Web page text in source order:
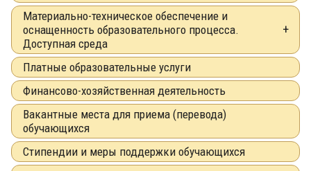
Материально-техническое обеспечение и
оснащенность образовательного процесса.
Доступная среда
Платные образовательные услуги
Финансово-хозяйственная деятельность
Вакантные места для приема (перевода)
обучающихся
Стипендии и меры поддержки обучающихся